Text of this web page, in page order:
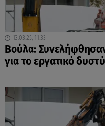
13.03.25, 11:33
Βούλα:
για το εργατικό